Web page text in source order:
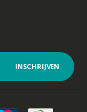
INSCHRIJVEN